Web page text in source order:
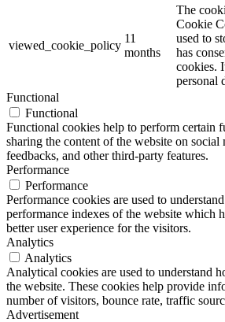
viewed_cookie_policy
11
months
The
Cookie
used to
has
cookies.
personal
Functional
Functional
Functional cookies help to perform certain
sharing the content of the website on
feedbacks, and other third-party features.
Performance
Performance
Performance cookies are used to
performance indexes of the website which
better user experience for the visitors.
Analytics
Analytics
Analytical cookies are used to understand
the website. These cookies help provide
number of visitors, bounce rate, traffic
Advertisement